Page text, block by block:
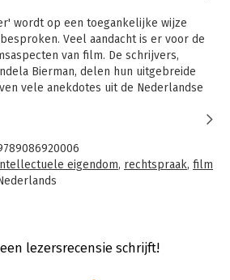
wordt op een toegankelijke wijze
Veel aandacht is er voor de
van film. De schrijvers,
Bierman, delen hun uitgebreide
vele anekdotes uit de Nederlandse
de schrijvers erin een begrijpelijk
het eerste deel in een serie, waar ook
'Boek voor de Rechter' en 'Bouwwerk
eigendom, rechtspraak, film
1
lezersrecensie schrijft!